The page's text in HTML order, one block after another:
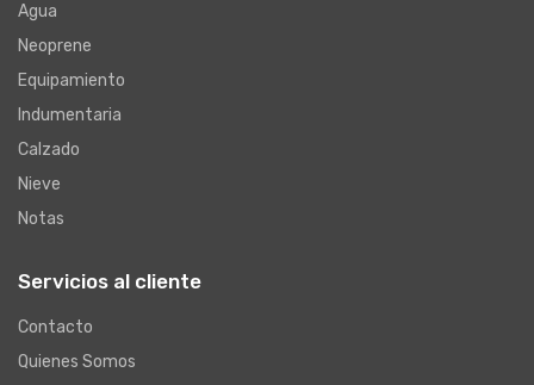
Agua
Neoprene
Equipamiento
Indumentaria
Calzado
Nieve
Notas
Servicios al cliente
Contacto
Quienes Somos